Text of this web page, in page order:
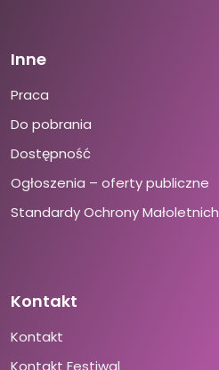
Inne
Praca
Do pobrania
Dostępność
Ogłoszenia – oferty publiczne
Standardy Ochrony Małoletnich
Kontakt
Kontakt
Kontakt Festiwal